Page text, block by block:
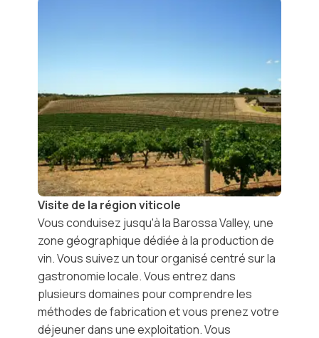
Visite de la région viticole
Vous conduisez jusqu'à laBarossa Valley, une
zone géographique dédiée à la production de
vin. Vous suivez untourorganisé centré sur la
gastronomie locale. Vous entrez dans
plusieurs domaines pour comprendre les
méthodes de fabrication et vous prenez votre
déjeuner dans une exploitation. Vous